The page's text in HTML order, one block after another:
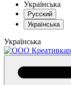
Українська
Русский
Українська
Українська